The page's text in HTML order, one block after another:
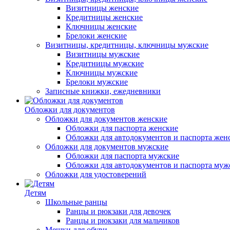
Визитницы женские
Кредитницы женские
Ключницы женские
Брелоки женские
Визитницы, кредитницы, ключницы мужские
Визитницы мужские
Кредитницы мужские
Ключницы мужские
Брелоки мужские
Записные книжки, ежедневники
Обложки для документов
Обложки для документов женские
Обложки для паспорта женские
Обложки для автодокументов и паспорта
Обложки для документов мужские
Обложки для паспорта мужские
Обложки для автодокументов и паспорта
Обложки для удостоверений
Детям
Школьные ранцы
Ранцы и рюкзаки для девочек
Ранцы и рюкзаки для мальчиков